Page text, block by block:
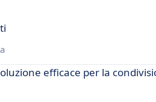
efficace per la